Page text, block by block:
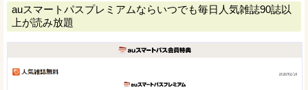
auスマートパスプレミアムならいつでも毎日人気雑誌90誌以
上が読み放題